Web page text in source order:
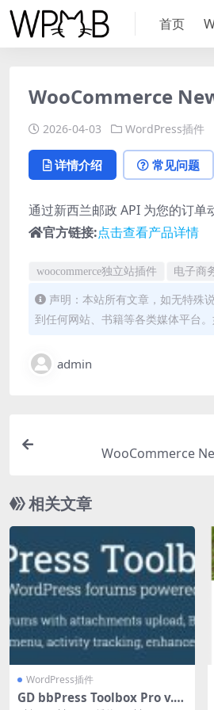
首页
WooCommerce
2026-04-03 WordPress插件
详情介绍 常见问题
通过新西兰邮政 API 为您的订单
官方链接:点击查看产品详情
woocommerce独立站插件 电子商
声明：本站所有文章，如无特殊
到任何网站、书籍等各类媒体平台
admin
WooCommerce
相关文章
WordPress插件
GD bbPress Toolbox Pro v.7.